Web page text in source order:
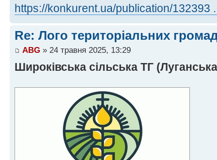
https://konkurent.ua/publication/132393
Re: Лого територіальних
ABG » 24 травня 2025, 13:29
Широківська сільська ТГ